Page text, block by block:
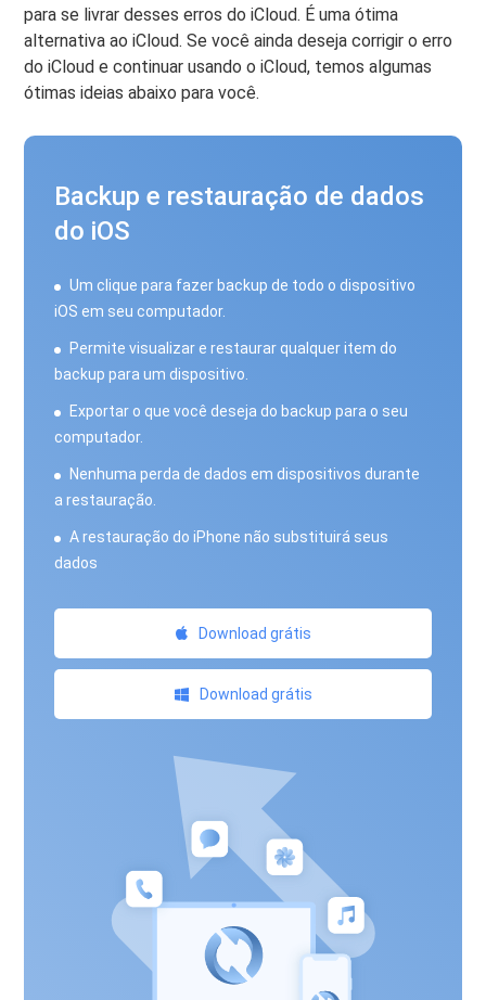
para se livrar desses erros do iCloud. É uma ótima
alternativa ao iCloud. Se você ainda deseja corrigir o erro
do iCloud e continuar usando o iCloud, temos algumas
ótimas ideias abaixo para você.
Backup e restauração de dados
do iOS
Um clique para fazer backup de todo o dispositivo
iOS em seu computador.
Permite visualizar e restaurar qualquer item do
backup para um dispositivo.
Exportar o que você deseja do backup para o seu
computador.
Nenhuma perda de dados em dispositivos durante
a restauração.
A restauração do iPhone não substituirá seus
dados
Download grátis
Download grátis